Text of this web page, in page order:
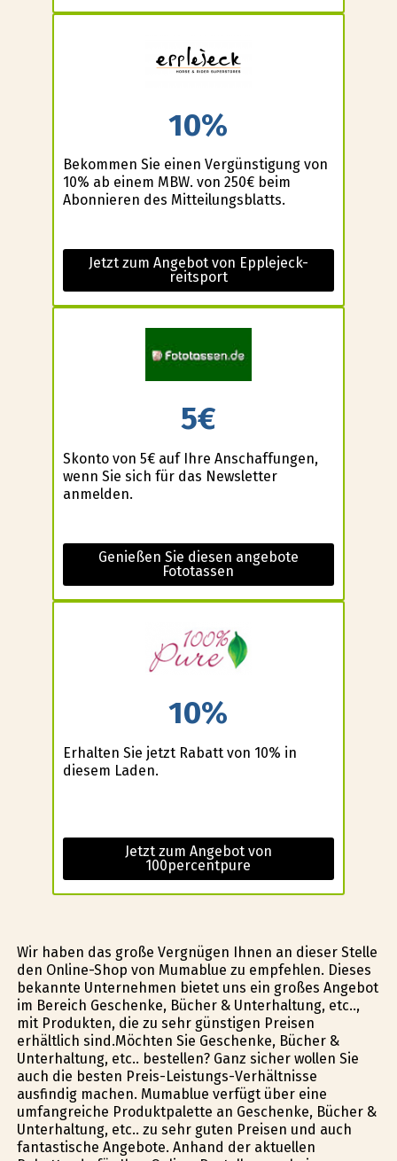
10%
Bekommen Sie einen Vergünstigung von
10% ab einem MBW. von 250€ beim
Abonnieren des Mitteilungsblatts.
Jetzt zum Angebot von Epplejeck-
reitsport
5€
Skonto von 5€ auf Ihre Anschaffungen,
wenn Sie sich für das Newsletter
anmelden.
Genießen Sie diesen angebote
Fototassen
10%
Erhalten Sie jetzt Rabatt von 10% in
diesem Laden.
Jetzt zum Angebot von
100percentpure
Wir haben das große Vergnügen Ihnen an dieser Stelle
den Online-Shop von Mumablue zu empfehlen. Dieses
bekannte Unternehmen bietet uns ein großes Angebot
im Bereich Geschenke, Bücher & Unterhaltung, etc..,
mit Produkten, die zu sehr günstigen Preisen
erhältlich sind.Möchten Sie Geschenke, Bücher &
Unterhaltung, etc.. bestellen? Ganz sicher wollen Sie
auch die besten Preis-Leistungs-Verhältnisse
ausfindig machen. Mumablue verfügt über eine
umfangreiche Produktpalette an Geschenke, Bücher &
Unterhaltung, etc.. zu sehr guten Preisen und auch
fantastische Angebote. Anhand der aktuellen